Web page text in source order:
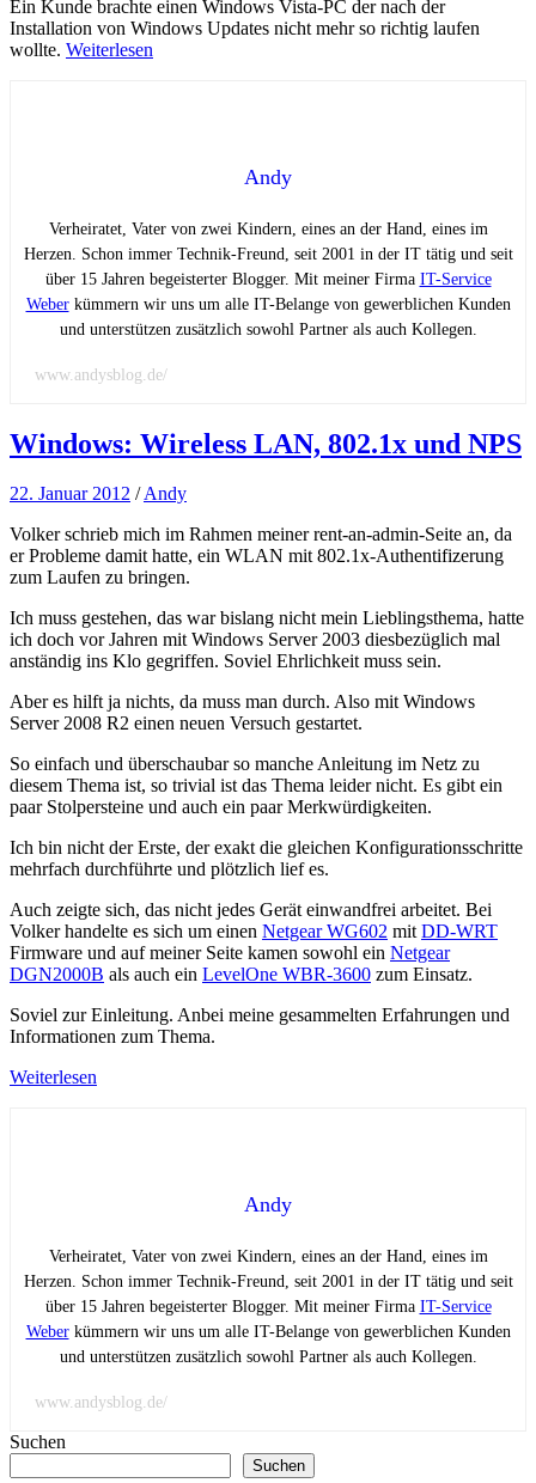
Ein Kunde brachte einen Windows Vista-PC der nach der
Installation von Windows Updates nicht mehr so richtig laufen
wollte. Weiterlesen
Andy
Verheiratet, Vater von zwei Kindern, eines an der Hand, eines im
Herzen. Schon immer Technik-Freund, seit 2001 in der IT tätig und seit
über 15 Jahren begeisterter Blogger. Mit meiner Firma IT-Service
Weberkümmern wir uns um alle IT-Belange von gewerblichen Kunden
und unterstützen zusätzlich sowohl Partner als auch Kollegen.
www.andysblog.de/
Windows: Wireless LAN, 802.1x und NPS
22. Januar 2012 /Andy
Volker schrieb mich im Rahmen meiner rent-an-admin-Seite an, da
er Probleme damit hatte, ein WLAN mit 802.1x-Authentifizerung
zum Laufen zu bringen.
Ich muss gestehen, das war bislang nicht mein Lieblingsthema, hatte
ich doch vor Jahren mit Windows Server 2003 diesbezüglich mal
anständig ins Klo gegriffen. Soviel Ehrlichkeit muss sein.
Aber es hilft ja nichts, da muss man durch. Also mit Windows
Server 2008 R2 einen neuen Versuch gestartet.
So einfach und überschaubar so manche Anleitung im Netz zu
diesem Thema ist, so trivial ist das Thema leider nicht. Es gibt ein
paar Stolpersteine und auch ein paar Merkwürdigkeiten.
Ich bin nicht der Erste, der exakt die gleichen Konfigurationsschritte
mehrfach durchführte und plötzlich lief es.
Auch zeigte sich, das nicht jedes Gerät einwandfrei arbeitet. Bei
Volker handelte es sich um einen Netgear WG602 mitDD-WRT
Firmware und auf meiner Seite kamen sowohl ein Netgear
DGN2000B als auch ein LevelOne WBR-3600 zum Einsatz.
Soviel zur Einleitung. Anbei meine gesammelten Erfahrungen und
Informationen zum Thema.
Weiterlesen
Andy
Verheiratet, Vater von zwei Kindern, eines an der Hand, eines im
Herzen. Schon immer Technik-Freund, seit 2001 in der IT tätig und seit
über 15 Jahren begeisterter Blogger. Mit meiner Firma IT-Service
Weberkümmern wir uns um alle IT-Belange von gewerblichen Kunden
und unterstützen zusätzlich sowohl Partner als auch Kollegen.
www.andysblog.de/
Suchen
Suchen